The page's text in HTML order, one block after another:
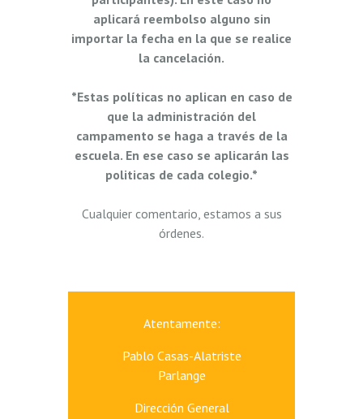
aplicará reembolso alguno sin
importar la fecha en la que se realice
la cancelación.
*Estas políticas no aplican en caso de
que la administración del
campamento se haga a través de la
escuela. En ese caso se aplicarán las
politicas de cada colegio.*
Cualquier comentario, estamos a sus
órdenes.
Atentamente:
Pablo Casas-Alatriste
Parlange
Dirección General